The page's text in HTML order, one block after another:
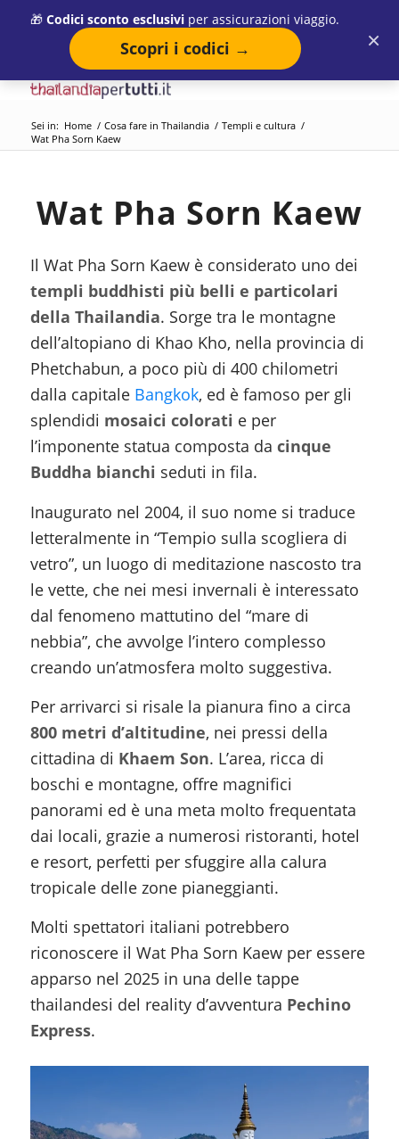
🎁 Codici sconto esclusivi per assicurazioni viaggio.
Scopri i codici → ×
Sei in: Home / Cosa fare in Thailandia / Templi e cultura /
Wat Pha Sorn Kaew
Wat Pha Sorn Kaew
Il Wat Pha Sorn Kaew è considerato uno dei
templi buddhisti più belli e particolari
della Thailandia. Sorge tra le montagne
dell’altopiano di Khao Kho, nella provincia di
Phetchabun, a poco più di 400 chilometri
dalla capitale Bangkok, ed è famoso per gli
splendidi mosaici colorati e per
l’imponente statua composta da cinque
Buddha bianchi seduti in fila.
Inaugurato nel 2004, il suo nome si traduce
letteralmente in “Tempio sulla scogliera di
vetro”, un luogo di meditazione nascosto tra
le vette, che nei mesi invernali è interessato
dal fenomeno mattutino del “mare di
nebbia”, che avvolge l’intero complesso
creando un’atmosfera molto suggestiva.
Per arrivarci si risale la pianura fino a circa
800 metri d’altitudine, nei pressi della
cittadina di Khaem Son. L’area, ricca di
boschi e montagne, offre magnifici
panorami ed è una meta molto frequentata
dai locali, grazie a numerosi ristoranti, hotel
e resort, perfetti per sfuggire alla calura
tropicale delle zone pianeggianti.
Molti spettatori italiani potrebbero
riconoscere il Wat Pha Sorn Kaew per essere
apparso nel 2025 in una delle tappe
thailandesi del reality d’avventura Pechino
Express.